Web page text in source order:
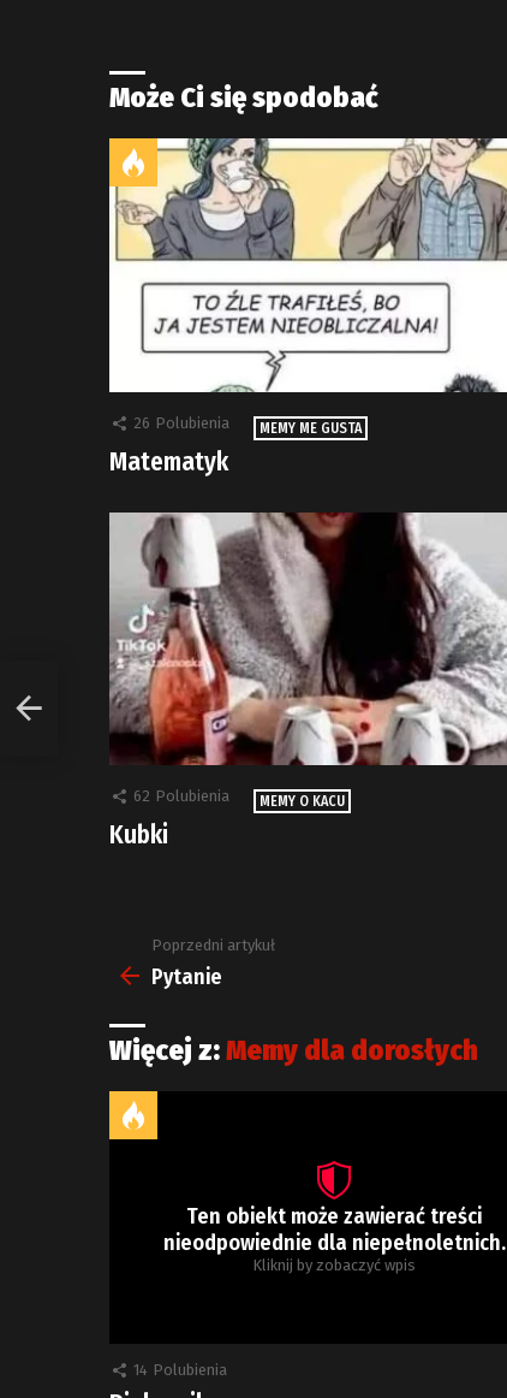
Może Ci się spodobać
26 Polubienia MEMY ME GUSTA
Matematyk
62 Polubienia MEMY O KACU
Kubki
Zobacz
więcej
Poprzedni artykuł
Pytanie
Więcej z:Memy dla dorosłych
Ten obiekt może zawierać treści
nieodpowiednie dla niepełnoletnich.
Kliknij by zobaczyć wpis
14 Polubienia